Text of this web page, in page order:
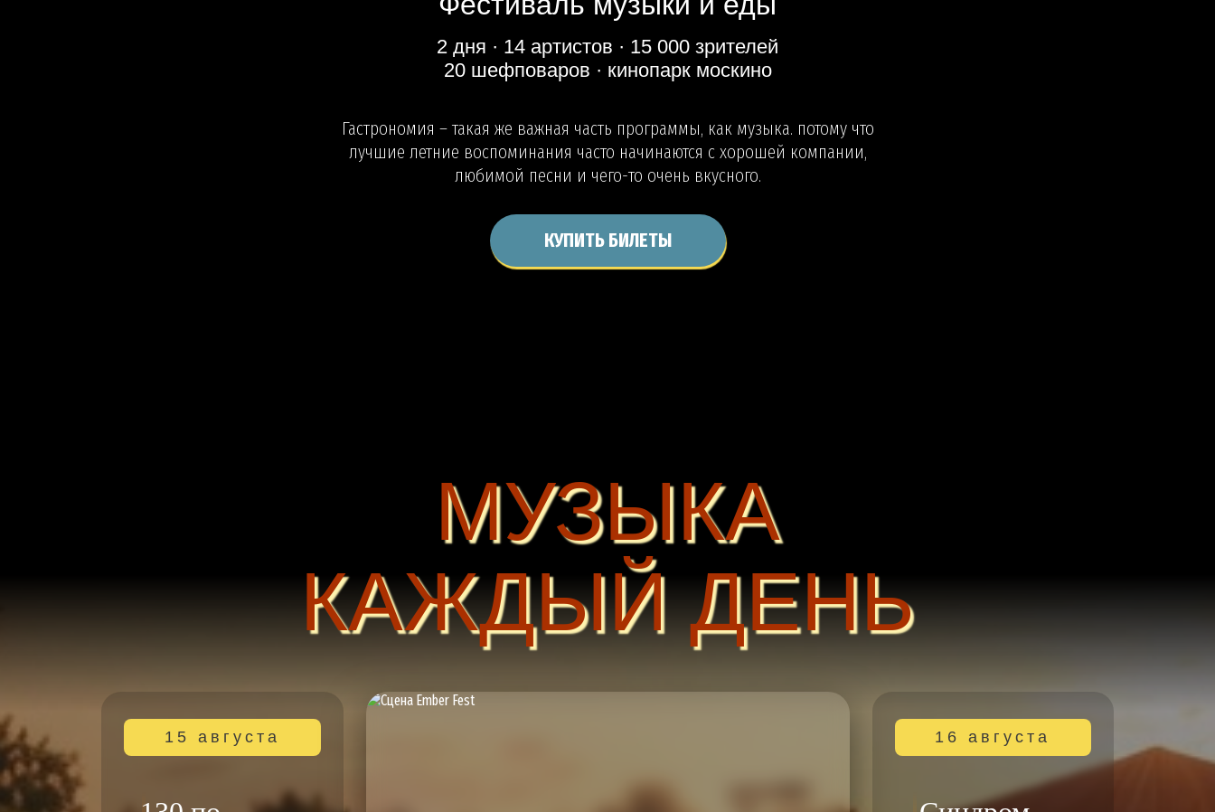
2 дня · 14 артистов · 15 000 зрителей
20 шефповаров · кинопарк москино
Гастрономия – такая же важная часть программы, как музыка. потому что
лучшие летние воспоминания часто начинаются с хорошей компании,
любимой песни и чего-то очень вкусного.
КУПИТЬ БИЛЕТЫ
МУЗЫКА
КАЖДЫЙ ДЕНЬ
15 августа 16 августа